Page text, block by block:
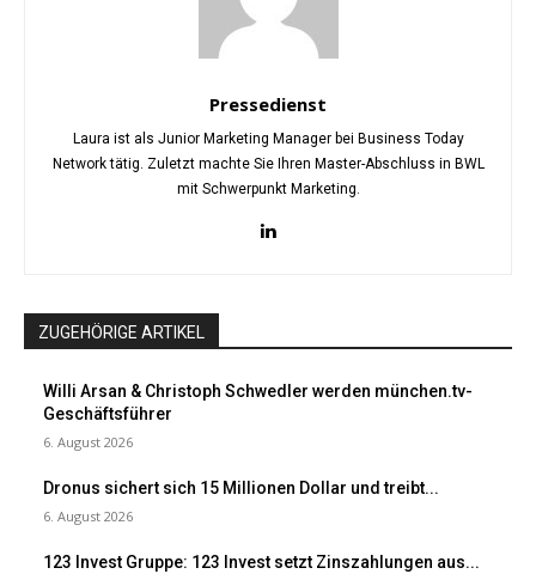
Pressedienst
Laura ist als Junior Marketing Manager bei Business Today
Network tätig. Zuletzt machte Sie Ihren Master-Abschluss in BWL
mit Schwerpunkt Marketing.
ZUGEHÖRIGE ARTIKEL
Willi Arsan & Christoph Schwedler werden münchen.tv-
Geschäftsführer
6. August 2026
Dronus sichert sich 15 Millionen Dollar und treibt...
6. August 2026
123 Invest Gruppe: 123 Invest setzt Zinszahlungen aus...